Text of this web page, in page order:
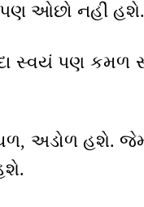
ઓછો નહીં હશે.
સદા સ્વયં પણ
અડોળ હશે. જેમ